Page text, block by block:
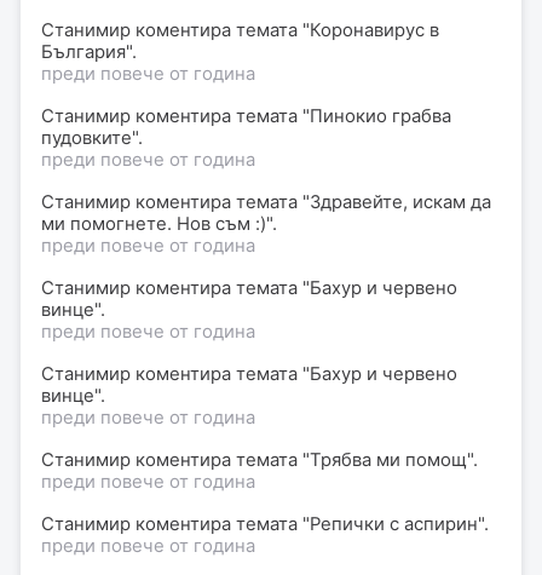
Станимир коментира темата "Коронавирус в
България".
преди повече от година
Станимир коментира темата "Пинокио грабва
пудовките".
преди повече от година
Станимир коментира темата "Здравейте, искам да
ми помогнете. Нов съм :)".
преди повече от година
Станимир коментира темата "Бахур и червено
винце".
преди повече от година
Станимир коментира темата "Бахур и червено
винце".
преди повече от година
Станимир коментира темата "Трябва ми помощ".
преди повече от година
Станимир коментира темата "Репички с аспирин".
преди повече от година